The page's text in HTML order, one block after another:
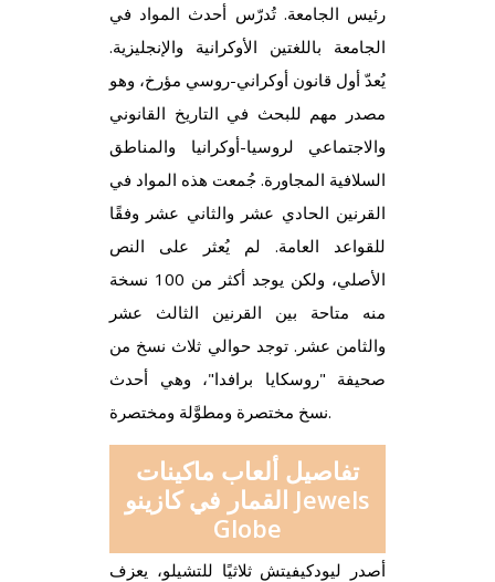
رئيس الجامعة. تُدرّس أحدث المواد في
الجامعة باللغتين الأوكرانية والإنجليزية.
يُعدّ أول قانون أوكراني-روسي مؤرخ، وهو
مصدر مهم للبحث في التاريخ القانوني
والاجتماعي لروسيا-أوكرانيا والمناطق
السلافية المجاورة. جُمعت هذه المواد في
القرنين الحادي عشر والثاني عشر وفقًا
للقواعد العامة. لم يُعثر على النص
الأصلي، ولكن يوجد أكثر من 100 نسخة
منه متاحة بين القرنين الثالث عشر
والثامن عشر. توجد حوالي ثلاث نسخ من
صحيفة "روسكايا برافدا"، وهي أحدث
نسخ مختصرة ومطوَّلة ومختصرة.
تفاصيل ألعاب ماكينات
القمار في كازينو Jewels
Globe
أصدر ليودكيفيتش ثلاثيًا للتشيلو، يعزف